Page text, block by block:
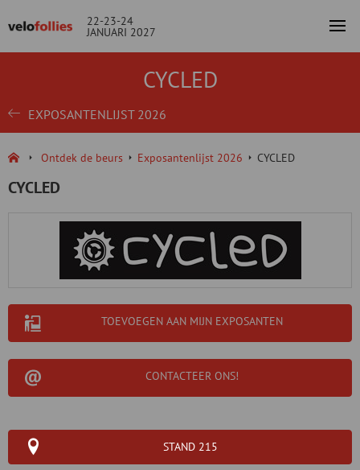
22-23-24
JANUARI 2027
CYCLED
EXPOSANTENLIJST 2026
Ontdek de beurs Exposantenlijst 2026 CYCLED
CYCLED
TOEVOEGEN AAN MIJN EXPOSANTEN
CONTACTEER ONS!
STAND 215